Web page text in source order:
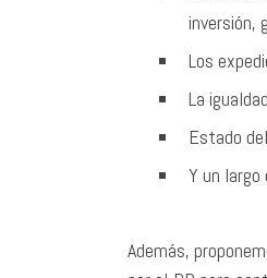
inversión,
Los
La
Estado
Y un
Además,